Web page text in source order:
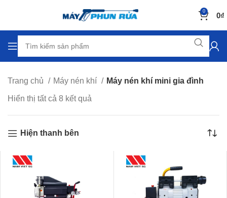
0 0₫
Trang chủ Máy nén khí Máy nén khí mini gia đình
Hiển thị tất cả 8 kết quả
Hiện thanh bên